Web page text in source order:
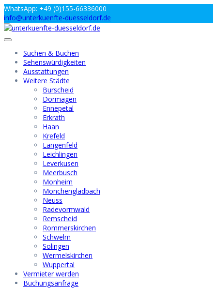
Zum
Inhalt
springen
WhatsApp: +49 (0)155-66336000
info@unterkuenfte-duesseldorf.de
Suchen & Buchen
Sehenswürdigkeiten
Ausstattungen
Weitere Städte
Burscheid
Dormagen
Ennepetal
Erkrath
Haan
Krefeld
Langenfeld
Leichlingen
Leverkusen
Meerbusch
Monheim
Mönchengladbach
Neuss
Radevormwald
Remscheid
Rommerskirchen
Schwelm
Solingen
Wermelskirchen
Wuppertal
Vermieter werden
Buchungsanfrage